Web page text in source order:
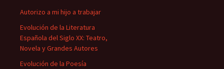
Autorizo a mi hijo a trabajar
Evolución de la Literatura
Española del Siglo XX: Teatro,
Novela y Grandes Autores
Evolución de la Poesía